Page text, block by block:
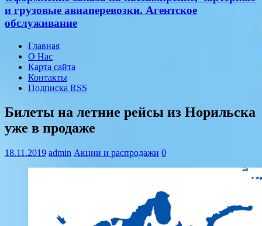
и грузовые авиаперевозки. Агентское
обслуживание
Главная
О Нас
Карта сайта
Контакты
Подписка RSS
Билеты на летние рейсы из Норильска
уже в продаже
18.11.2019 admin Акции и распродажи 0